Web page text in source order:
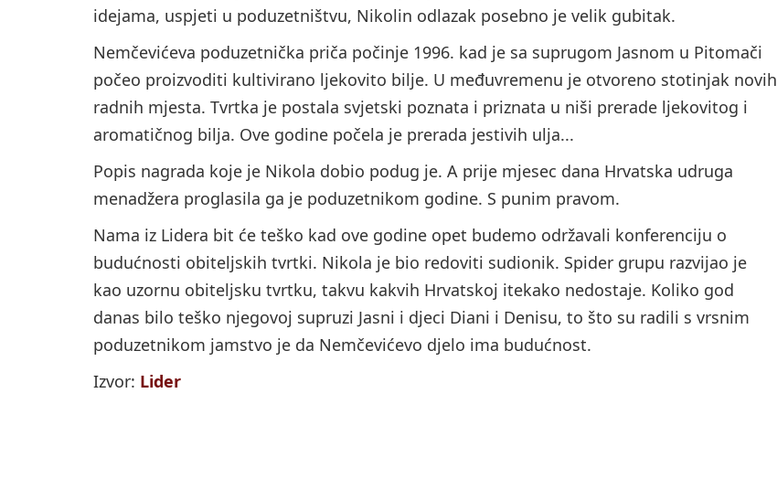
idejama, uspjeti u poduzetništvu, Nikolin odlazak posebno je velik gubitak.
Nemčevićeva poduzetnička priča počinje 1996. kad je sa suprugom Jasnom u Pitomači
počeo proizvoditi kultivirano ljekovito bilje. U međuvremenu je otvoreno stotinjak novih
radnih mjesta. Tvrtka je postala svjetski poznata i priznata u niši prerade ljekovitog i
aromatičnog bilja. Ove godine počela je prerada jestivih ulja...
Popis nagrada koje je Nikola dobio podug je. A prije mjesec dana Hrvatska udruga
menadžera proglasila ga je poduzetnikom godine. S punim pravom.
Nama iz Lidera bit će teško kad ove godine opet budemo održavali konferenciju o
budućnosti obiteljskih tvrtki. Nikola je bio redoviti sudionik. Spider grupu razvijao je
kao uzornu obiteljsku tvrtku, takvu kakvih Hrvatskoj itekako nedostaje. Koliko god
danas bilo teško njegovoj supruzi Jasni i djeci Diani i Denisu, to što su radili s vrsnim
poduzetnikom jamstvo je da Nemčevićevo djelo ima budućnost.
Izvor: Lider